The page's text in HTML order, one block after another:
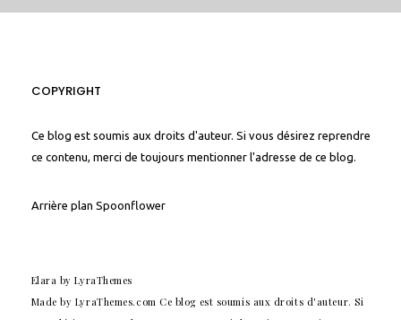
COPYRIGHT
Ce blog est soumis aux droits d'auteur. Si vous désirez reprendre
ce contenu, merci de toujours mentionner l'adresse de ce blog.
Arrière plan Spoonflower
Elara by LyraThemes
Made by LyraThemes.com Ce blog est soumis aux droits d'auteur. Si